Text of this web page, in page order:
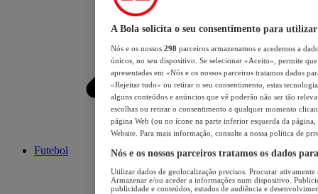
Futebol
A Bola solicita o seu consentimento para utilizar
Nós e os nossos 298 parceiros armazenamos e acedemos a
únicos, no seu dispositivo. Se selecionar «Aceito», permite
apresentadas em «Nós e os nossos parceiros tratamos dados
«Rejeitar tudo» ou retirar o seu consentimento, estas
alguns conteúdos e anúncios que vê poderão não ser tão
escolhas ou retirar o consentimento a qualquer momento
página Web (ou no ícone na parte inferior esquerda da página,
Website. Para mais informação, consulte a nossa política de
Nós e os nossos parceiros tratamos os dados
Utilizar dados de geolocalização precisos. Procurar
Armazenar e/ou aceder a informações num dispositivo.
publicidade e conteúdos, estudos de audiência e